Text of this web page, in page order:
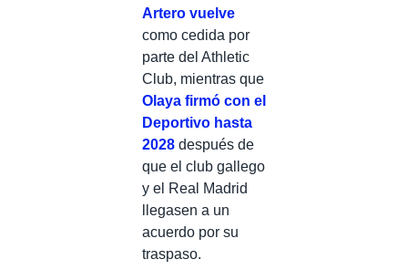
Artero vuelve
como cedida por
parte del Athletic
Club, mientras que
Olaya firmó con el
Deportivo hasta
2028 después de
que el club gallego
y el Real Madrid
llegasen a un
acuerdo por su
traspaso.